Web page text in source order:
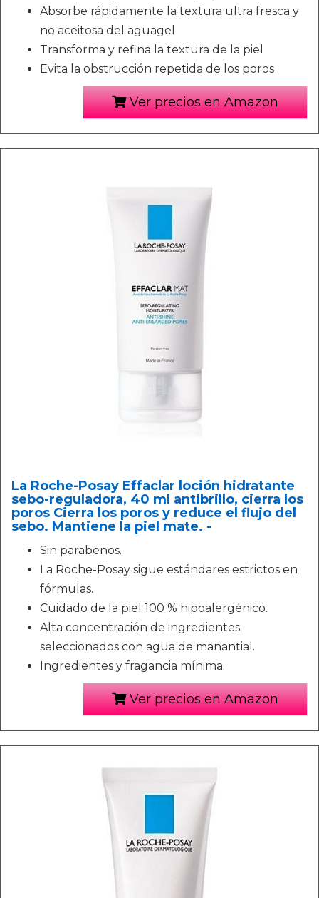
Absorbe rápidamente la textura ultra fresca y
no aceitosa del aguagel
Transforma y refina la textura de la piel
Evita la obstrucción repetida de los poros
Ver precios en Amazon
La Roche-Posay Effaclar loción hidratante
sebo-reguladora, 40 ml antibrillo, cierra los
poros Cierra los poros y reduce el flujo del
sebo. Mantiene la piel mate. -
Sin parabenos.
La Roche-Posay sigue estándares estrictos en
fórmulas.
Cuidado de la piel 100 % hipoalergénico.
Alta concentración de ingredientes
seleccionados con agua de manantial.
Ingredientes y fragancia mínima.
Ver precios en Amazon